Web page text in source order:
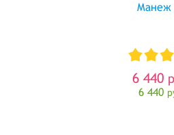
Манеж
6 440
6 440